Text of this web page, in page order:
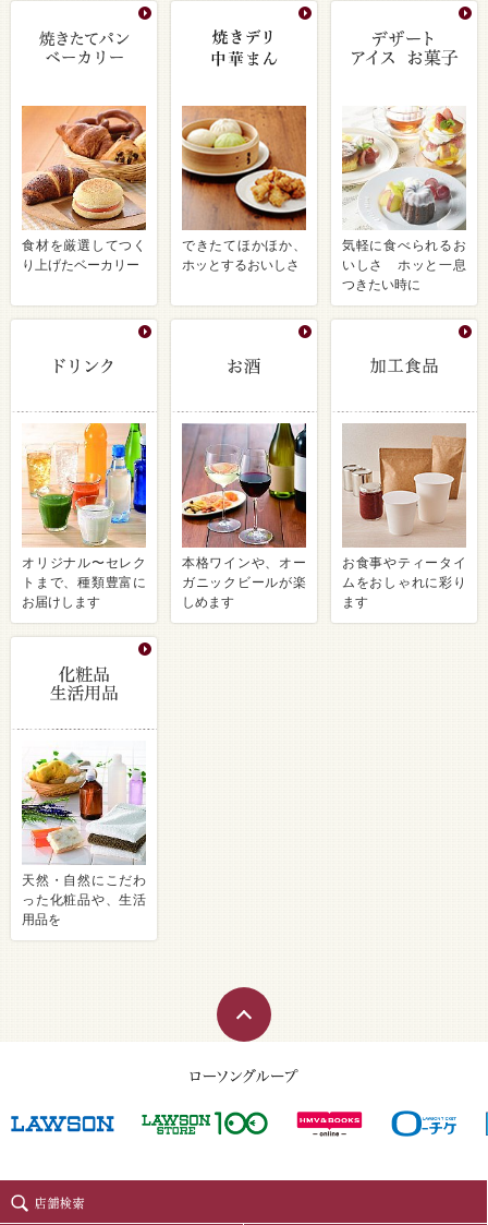
食材を厳選してつく
り上げたベーカリー
できたてほかほか、
ホッとするおいしさ
気軽に食べられるお
いしさ ホッと一息
つきたい時に
オリジナル〜セレク
トまで、種類豊富に
お届けします
本格ワインや、オー
ガニックビールが楽
しめます
お食事やティータイ
ムをおしゃれに彩り
ます
天然・自然にこだわ
った化粧品や、生活
用品を